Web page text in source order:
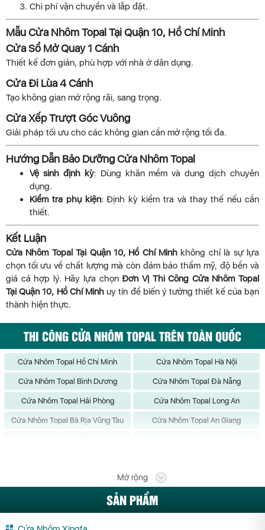
Chi phí vận chuyển và lắp đặt.
Mẫu Cửa Nhôm Topal Tại Quận 10, Hồ Chí Minh
Cửa Sổ Mở Quay 1 Cánh
Thiết kế đơn giản, phù hợp với nhà ở dân dụng.
Cửa Đi Lùa 4 Cánh
Tạo không gian mở rộng rãi, sang trọng.
Cửa Xếp Trượt Góc Vuông
Giải pháp tối ưu cho các không gian cần mở rộng tối đa.
Hướng Dẫn Bảo Dưỡng Cửa Nhôm Topal
Vệ sinh định kỳ: Dùng khăn mềm và dung dịch chuyên
dụng.
Kiểm tra phụ kiện: Định kỳ kiểm tra và thay thế nếu cần
thiết.
Kết Luận
Cửa Nhôm Topal Tại Quận 10, Hồ Chí Minh không chỉ là sự lựa
chọn tối ưu về chất lượng mà còn đảm bảo thẩm mỹ, độ bền và
giá cả hợp lý. Hãy lựa chọnĐơn Vị Thi Công Cửa Nhôm Topal
Tại Quận 10, Hồ Chí Minh uy tín để biến ý tưởng thiết kế của bạn
thành hiện thực.
THI CÔNG CỬA NHÔM TOPAL TRÊN TOÀN QUỐC
Cửa Nhôm Topal Hồ Chí Minh Cửa Nhôm Topal Hà Nội
Cửa Nhôm Topal Bình Dương Cửa Nhôm Topal Đà Nẵng
Cửa Nhôm Topal Hải Phòng Cửa Nhôm Topal Long An
Cửa Nhôm Topal Bà Rịa Vũng Tàu Cửa Nhôm Topal An Giang
Cửa Nhôm Topal Bình Định
Cửa Nhôm Topal Bình Phước Cửa Nhôm Topal Bình Thuận
Mở rộng
SẢN PHẨM